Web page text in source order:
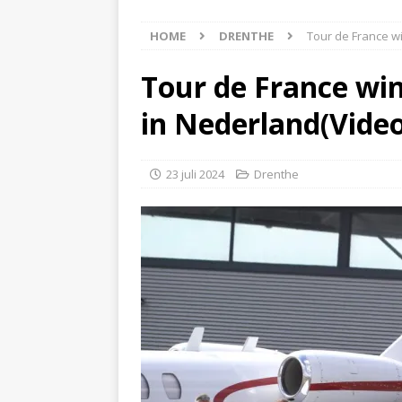
Hoogeveen(Video)
[ 4 augustus 2026 ]
[ 5 augustus 2026 ]
HOME DRENTHE Tour de France
Tour de France
in
23 juli 2024 Drenthe